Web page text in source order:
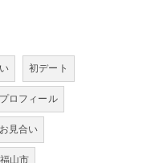
初デート
プロフィール
見合い
福山市